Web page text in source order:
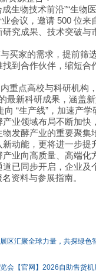
成生物技术前沿”“生物
业会议，邀请 500 位来
究成果、技术突破与
买家的需求，提前筛
到合作伙伴，缩短合
重点高校与科研机构
最新科研成果，涵盖
向 “生产线”，加速产学
业领域布局不断加快
发酵产业的重要聚集
动能，更将进一步提
业向高质量、高端化
已同步开启，企业及
资料与参展指南。
区汇聚全球力量，共探绿色
会【官网】2026自助售货机